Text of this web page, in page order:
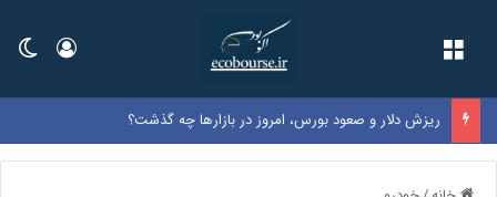
ورود
ریزش دلار و صعود بورس، امروز در بازارها چه گذشت؟